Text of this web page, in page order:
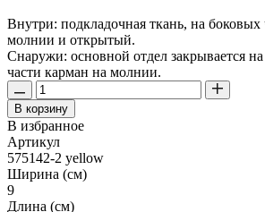
Внутри: подкладочная ткань, на боковых
молнии и открытый.
Снаружи: основной отдел закрывается
части карман на молнии.
В корзину
В избранное
Артикул
575142-2 yellow
Ширина (см)
9
Длина (см)